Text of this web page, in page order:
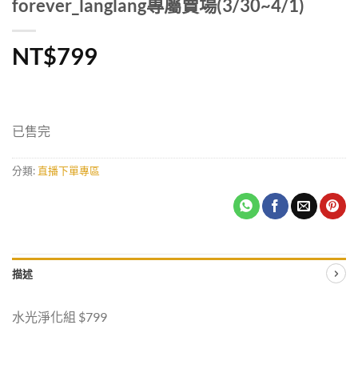
forever_langlang專屬賣場(3/30~4/1)
NT$799
已售完
分類: 直播下單專區
描述
水光淨化組 $799